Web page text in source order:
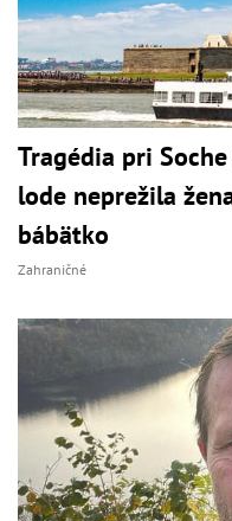
Tragédia pri
lode neprežila
bábätko
Zahraničné